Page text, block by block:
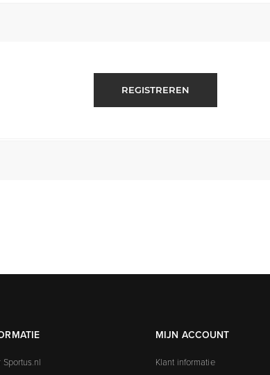
REGISTREREN
Sportus.nl
MIJN ACCOUNT
Klant informatie